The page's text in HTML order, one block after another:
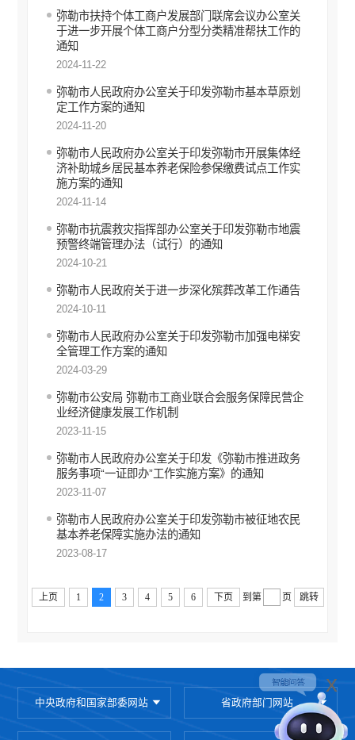
社会救助
生态环境
安全生产
产品质量
义务教育
公共文化服务
新闻发布会
弥勒市扶持个体工商户发展部门联席会议办公室关
于进一步开展个体工商户分型分类精准帮扶工作的
通知
2024-11-22
弥勒市人民政府办公室关于印发弥勒市基本草原划
定工作方案的通知
2024-11-20
弥勒市人民政府办公室关于印发弥勒市开展集体经
济补助城乡居民基本养老保险参保缴费试点工作实
施方案的通知
2024-11-14
弥勒市抗震救灾指挥部办公室关于印发弥勒市地震
预警终端管理办法（试行）的通知
2024-10-21
弥勒市人民政府关于进一步深化殡葬改革工作通告
2024-10-11
弥勒市人民政府办公室关于印发弥勒市加强电梯安
全管理工作方案的通知
2024-03-29
弥勒市公安局 弥勒市工商业联合会服务保障民营企
业经济健康发展工作机制
2023-11-15
弥勒市人民政府办公室关于印发《弥勒市推进政务
服务事项“一证即办”工作实施方案》的通知
2023-11-07
弥勒市人民政府办公室关于印发弥勒市被征地农民
基本养老保障实施办法的通知
2023-08-17
上页 1 2 3 4 5 6 下页 到第 页 跳转
中央政府和国家部委网站 省政府部门网站
x